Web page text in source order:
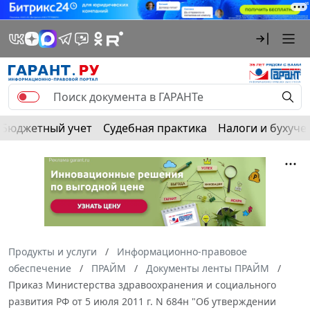
Бюджетный учет Судебная практика Налоги и
Продукты и услуги
Информационно-правовое
обеспечение
ПРАЙМ
Документы ленты ПРАЙМ
Приказ Министерства здравоохранения и социального
развития РФ от 5 июля 2011 г. N 684н "Об утверждении